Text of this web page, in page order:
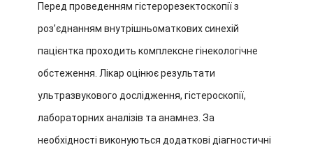
Перед проведенням гістерорезектоскопії з
розʼєднанням внутрішньоматкових синехій
пацієнтка проходить комплексне гінекологічне
обстеження. Лікар оцінює результати
ультразвукового дослідження, гістероскопії,
лабораторних аналізів та анамнез. За
необхідності виконуються додаткові діагностичні